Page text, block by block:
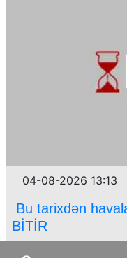
04-08-2026 13:13
Bu tarixdən
BİTİR